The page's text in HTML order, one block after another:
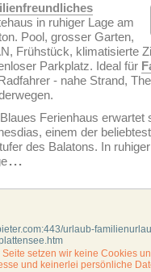
in ruhiger Lage am
Pool, grosser Garten,
Frühstück, klimatisierte
Parkplatz. Ideal für
- nahe Strand,
Ferienhaus erwartet
einem der
des Balatons. In
...
urlaub-
Seite setzen wir keine Cookies
und keinerlei persönliche